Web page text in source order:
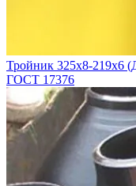
Тройник 325х8-219х6
ГОСТ 17376